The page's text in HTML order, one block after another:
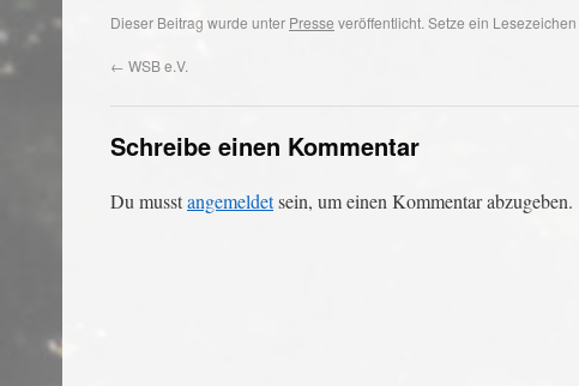
Dieser Beitrag wurde unter Presse veröffentlicht. Setze ein
← WSB e.V.
Schreibe einen Kommentar
Du musstangemeldetsein, um einen Kommentar abzugeben.